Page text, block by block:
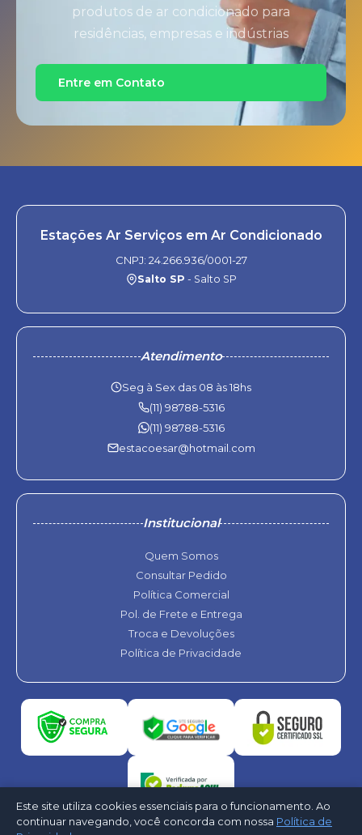
produtos de ar condicionado para
residências, empresas e indústrias
Entre em Contato
Estações Ar Serviços em Ar Condicionado
CNPJ: 24.266.936/0001-27
Salto SP - Salto SP
Atendimento
Seg à Sex das 08 às 18hs
(11) 98788-5316
(11) 98788-5316
estacoesar@hotmail.com
Institucional
Quem Somos
Consultar Pedido
Política Comercial
Pol. de Frete e Entrega
Troca e Devoluções
Política de Privacidade
Este site utiliza cookies essenciais para o funcionamento. Ao
continuar navegando, você concorda com nossa Política de